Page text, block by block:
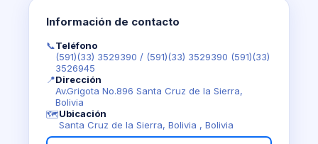
Información de contacto
📞Teléfono
(591)(33) 3529390 / (591)(33) 3529390 (591)(33)
3526945
📍Dirección
Av.Grigota No.896 Santa Cruz de la Sierra,
Bolivia
🗺️Ubicación
Santa Cruz de la Sierra, Bolivia , Bolivia